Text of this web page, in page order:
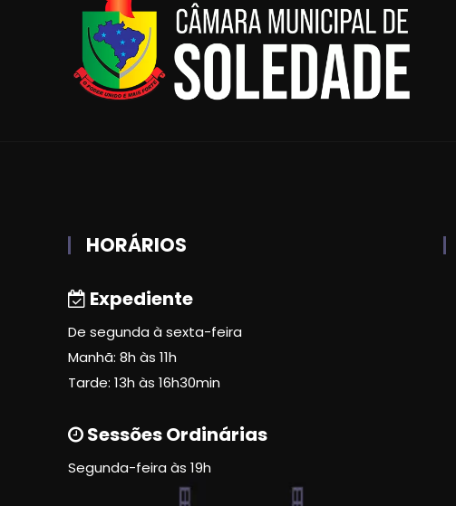
HORÁRIOS
Expediente
De segunda à sexta-feira
Manhã: 8h às 11h
Tarde: 13h às 16h30min
Sessões Ordinárias
Segunda-feira às 19h